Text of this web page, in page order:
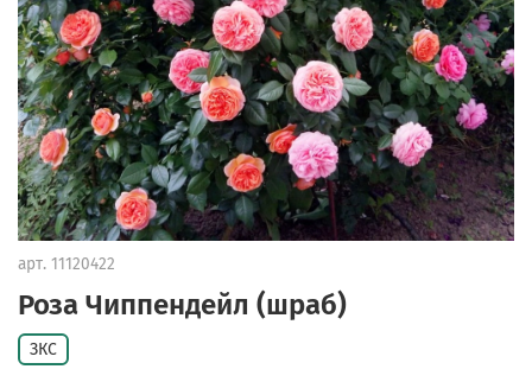
арт. 11120422
Роза Чиппендейл (шраб)
ЗКС